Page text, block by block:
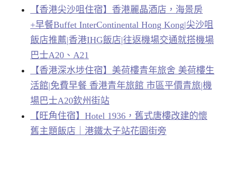
【香港尖沙咀住宿】香港麗晶酒店，海景房
+早餐Buffet InterContinental Hong Kong|尖沙咀
飯店推薦|香港IHG飯店|往返機場交通就搭機場
巴士A20、A21
【香港深水埗住宿】美荷樓青年旅舍 美荷樓生
活館|免費早餐 香港青年旅館 市區平價青旅|機
場巴士A20欽州街站
【旺角住宿】Hotel 1936，舊式唐樓改建的懷
舊主題飯店｜港鐵太子站花園街旁